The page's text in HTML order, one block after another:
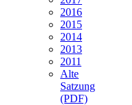
2016
2015
2014
2013
2011
Alte
Satzung
(PDF)